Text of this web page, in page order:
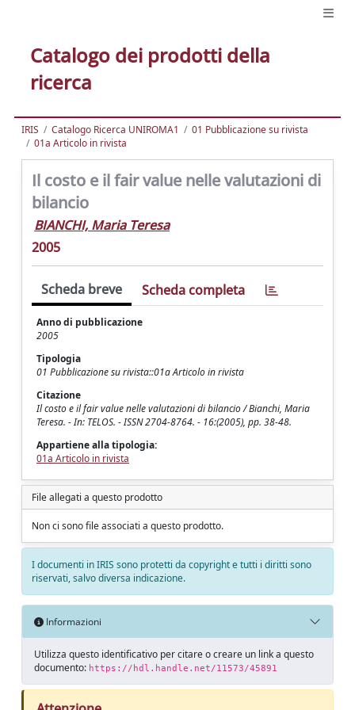
Catalogo dei prodotti della
ricerca
IRIS Catalogo Ricerca UNIROMA1
01 Pubblicazione su rivista
01a Articolo in rivista
Il costo e il fair value nelle valutazioni di
bilancio
BIANCHI, Maria Teresa
2005
Scheda breve Scheda completa
Anno di pubblicazione
2005
Tipologia
01 Pubblicazione su rivista::01a Articolo in rivista
Citazione
Il costo e il fair value nelle valutazioni di bilancio / Bianchi, Maria
Teresa. - In: TELOS. - ISSN 2704-8764. - 16:(2005), pp. 38-48.
Appartiene alla tipologia:
01a Articolo in rivista
File allegati a questo prodotto
Non ci sono file associati a questo prodotto.
I documenti in IRIS sono protetti da copyright e tutti i diritti sono
riservati, salvo diversa indicazione.
Informazioni
Utilizza questo identificativo per citare o creare un link a questo
documento: https://hdl.handle.net/11573/45891